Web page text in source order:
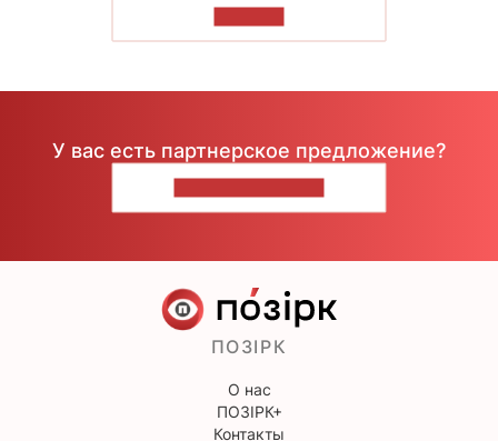
У вас есть партнерское предложение?
ПОЗІРК
О нас
ПОЗІРК+
Контакты